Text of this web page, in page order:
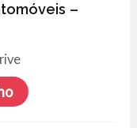
–